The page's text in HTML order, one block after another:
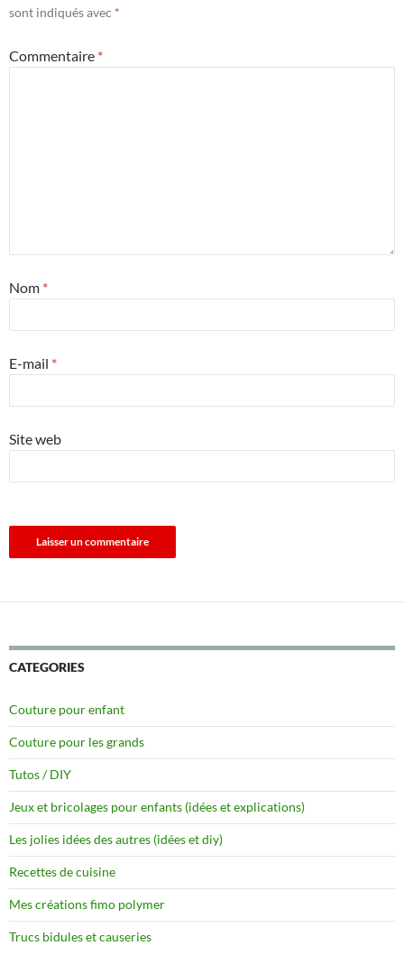
sont indiqués avec *
Commentaire *
Nom *
E-mail *
Site web
CATEGORIES
Couture pour enfant
Couture pour les grands
Tutos / DIY
Jeux et bricolages pour enfants (idées et explications)
Les jolies idées des autres (idées et diy)
Recettes de cuisine
Mes créations fimo polymer
Trucs bidules et causeries